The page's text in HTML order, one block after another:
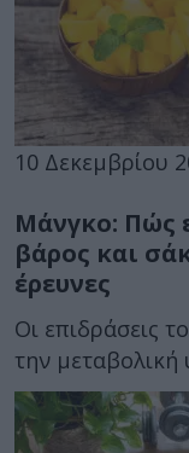
10 Δεκεμβρίου
Μάνγκο: Πώς
βάρος και
έρευνες
Οι επιδράσεις
την μεταβολική